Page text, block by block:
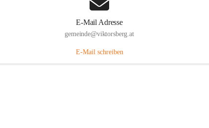
E-Mail Adresse
gemeinde@viktorsberg.at
E-Mail schreiben